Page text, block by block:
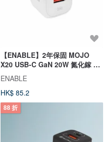
【ENABLE】2年保固 MOJO
X20 USB-C GaN 20W 氮化鎵 2
孔充電器
ENABLE
HK$ 85.2
88 折